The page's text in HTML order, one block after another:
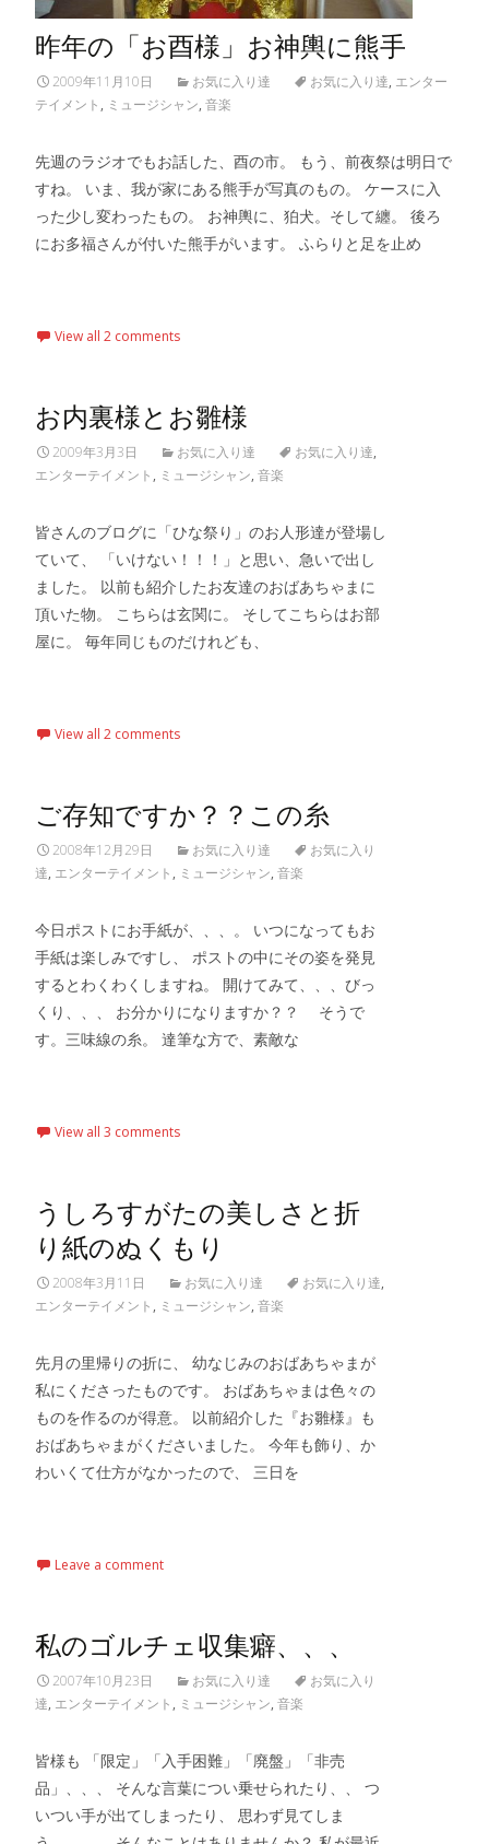
昨年の「お酉様」お神輿に熊手
2009年11月10日 お気に入り達 お気に入り達, エンター
テイメント , ミュージシャン, 音楽
先週のラジオでもお話した、酉の市。 もう、前夜祭は明日で
すね。 いま、我が家にある熊手が写真のもの。 ケースに入
った少し変わったもの。 お神輿に、狛犬。そして纏。 後ろ
にお多福さんが付いた熊手がいます。 ふらりと足を止め
View all 2 comments
お内裏様とお雛様
2009年3月3日 お気に入り達 お気に入り達,
エンターテイメント , ミュージシャン, 音楽
皆さんのブログに「ひな祭り」のお人形達が登場し
ていて、 「いけない！！！」と思い、急いで出し
ました。 以前も紹介したお友達のおばあちゃまに
頂いた物。 こちらは玄関に。 そしてこちらはお部
屋に。 毎年同じものだけれども、
View all 2 comments
ご存知ですか？？この糸
2008年12月29日 お気に入り達
お気に入り
達, エンターテイメント , ミュージシャン, 音楽
今日ポストにお手紙が、、、。 いつになってもお
手紙は楽しみですし、 ポストの中にその姿を発見
するとわくわくしますね。 開けてみて、、、びっ
くり、、、 お分かりになりますか？？ そうで
す。三味線の糸。 達筆な方で、素敵な
View all 3 comments
うしろすがたの美しさと折
り紙のぬくもり
2008年3月11日 お気に入り達 お気に入り達,
エンターテイメント , ミュージシャン, 音楽
先月の里帰りの折に、 幼なじみのおばあちゃまが
私にくださったものです。 おばあちゃまは色々の
ものを作るのが得意。 以前紹介した『お雛様』も
おばあちゃまがくださいました。 今年も飾り、か
わいくて仕方がなかったので、 三日を
Leave a comment
私のゴルチェ収集癖、、、
2007年10月23日 お気に入り達
お気に入り
達, エンターテイメント , ミュージシャン, 音楽
皆様も 「限定」「入手困難」「廃盤」「非売
品」、、、 そんな言葉につい乗せられたり、、 つ
いつい手が出てしまったり、 思わず見てしま